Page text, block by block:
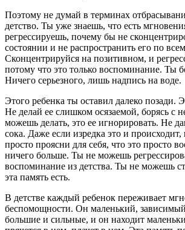
Поэтому не думай в терминах
детство. Ты уже знаешь, что есть
регрессируешь, почему бы не
состоянии и не распространить его по
Сконцентрируйся на позитивном, и
потому что это только воспоминание. Ты
Ничего серьезного, лишь надпись на воде.
Этого ребенка ты оставил далеко позади.
Не делай ее слишком осязаемой, борясь с
можешь делать, это ее игнорировать. Не
сока. Даже если изредка это и
просто проясни для себя, что это просто
ничего больше. Ты не можешь
воспоминание из детства. Ты не можешь
эта память есть.
В детстве каждый ребенок переживает
беспомощности. Он маленький,
большие и сильные, и он находит